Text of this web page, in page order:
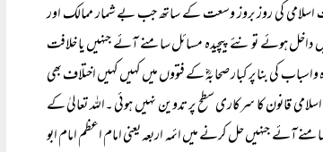
اسلامی کی روز بروز وسعت کے ساتھ جب بے شمار ممالک اور
داخل ہوئے تو نئے پیچیدہ مسائل سامنے آئے جنہیں یا خلافت
واسباب کی بنا پر کبار صحابہؓ کے فتووں میں کہیں کہیں اختلاف بھی
اسلامی قانون کا سرکاری سطح پر تدوین نہیں ہوئی ۔اللہ تعالیٰ کے
آئے جنہیں حل کرنے میں ائمہ اربعہ یعنی امام اعظم امام ابو